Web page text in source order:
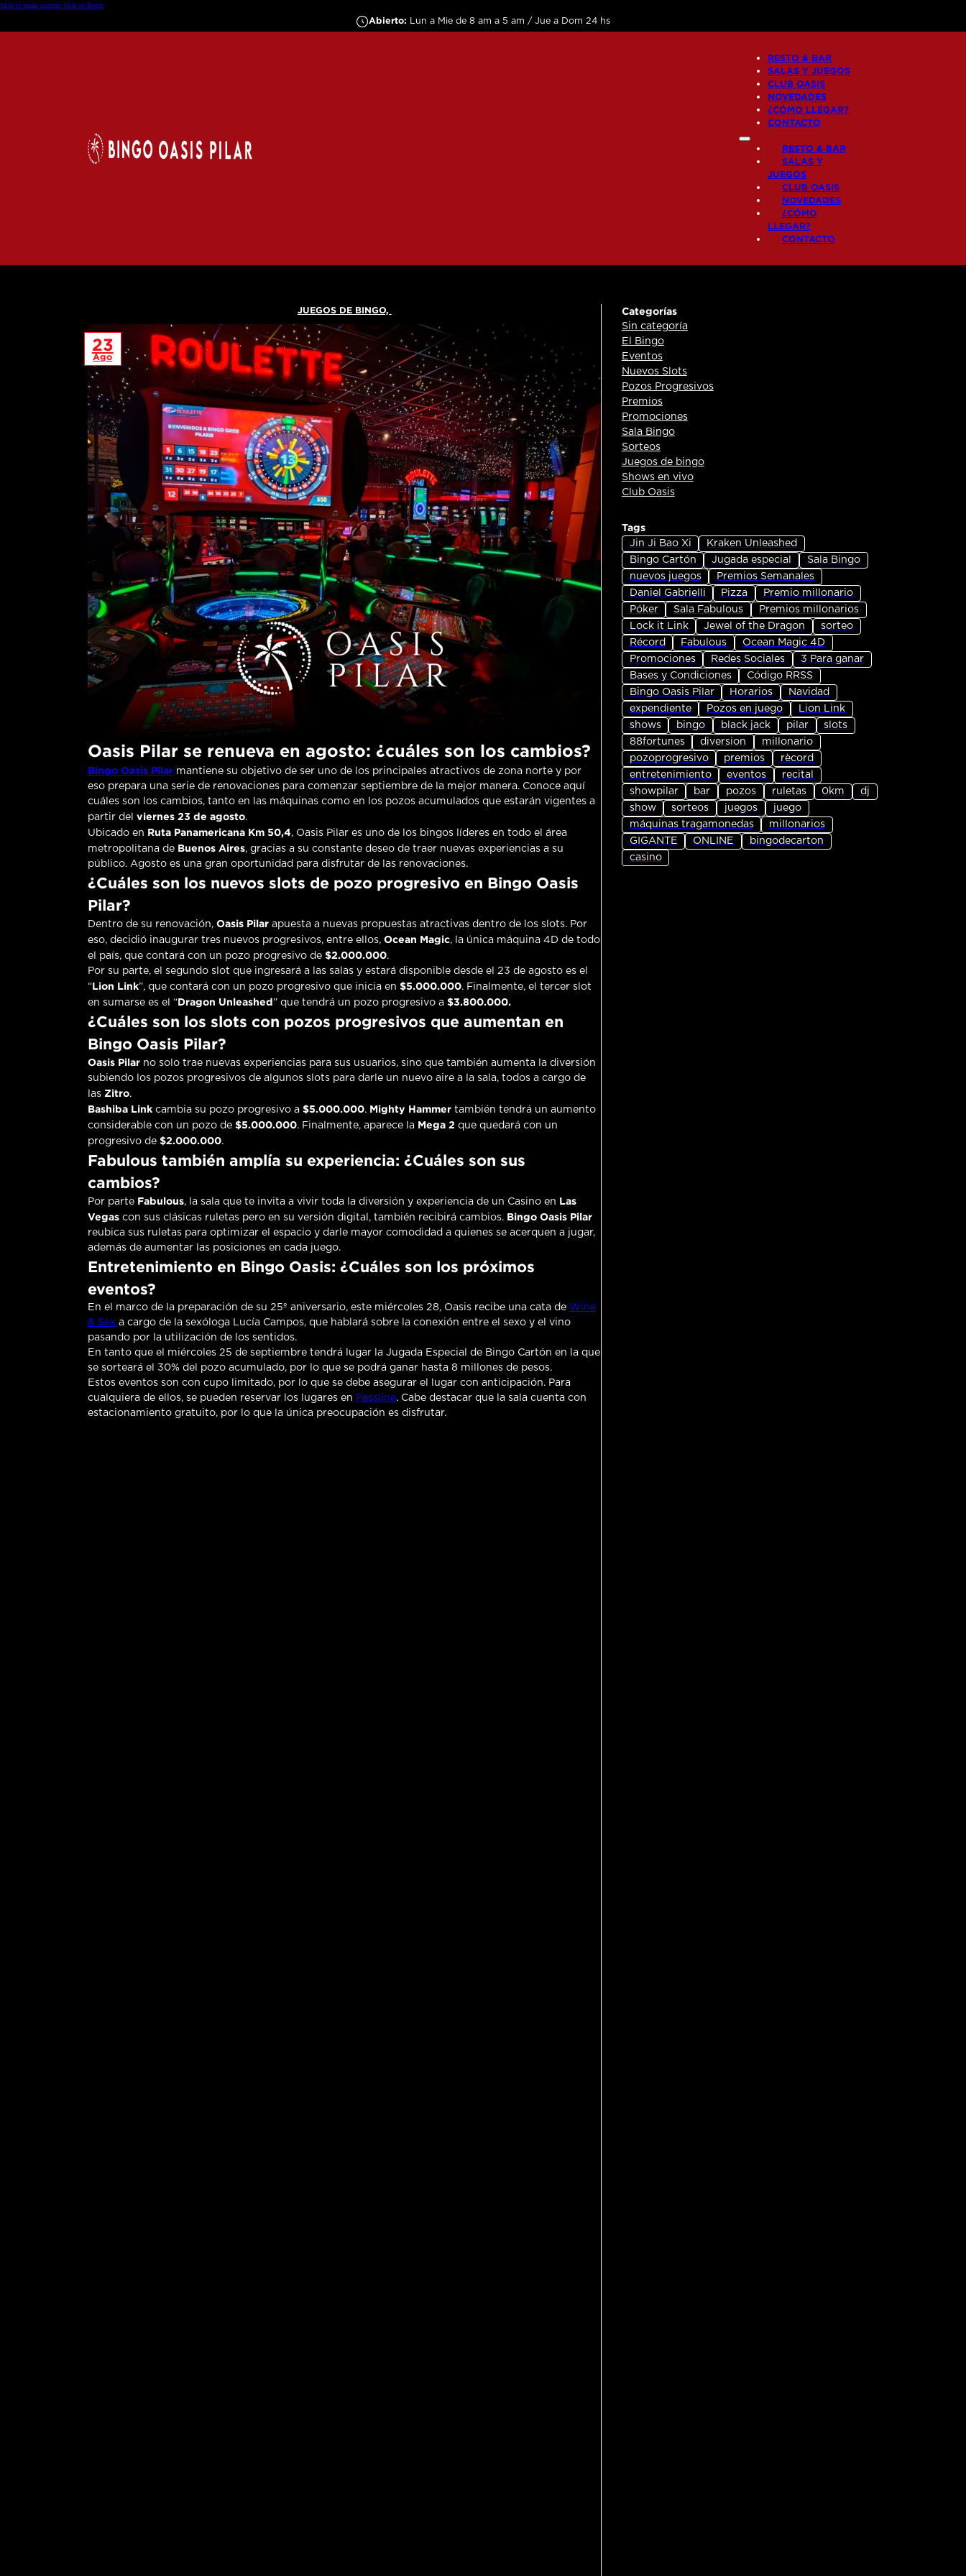
Skip to main content Skip to footer
Abierto: Lun a Mie de 8 am a 5 am / Jue a Dom 24 hs
RESTO & BAR
SALAS Y JUEGOS
CLUB OASIS
NOVEDADES
¿CÓMO LLEGAR?
CONTACTO
RESTO & BAR
SALAS Y
JUEGOS
CLUB OASIS
NOVEDADES
¿CÓMO
LLEGAR?
CONTACTO
JUEGOS DE BINGO,
23
Ago
Oasis Pilar se renueva en agosto: ¿cuáles son los cambios?
Bingo Oasis Pilar mantiene su objetivo de ser uno de los principales atractivos de zona norte y por
eso prepara una serie de renovaciones para comenzar septiembre de la mejor manera. Conoce aquí
cuáles son los cambios, tanto en las máquinas como en los pozos acumulados que estarán vigentes a
partir del viernes 23 de agosto.
Ubicado en Ruta Panamericana Km 50,4, Oasis Pilar es uno de los bingos líderes en todo el área
metropolitana de Buenos Aires, gracias a su constante deseo de traer nuevas experiencias a su
público. Agosto es una gran oportunidad para disfrutar de las renovaciones.
¿Cuáles son los nuevos slots de pozo progresivo en Bingo Oasis
Pilar?
Dentro de su renovación, Oasis Pilar apuesta a nuevas propuestas atractivas dentro de los slots. Por
eso, decidió inaugurar tres nuevos progresivos, entre ellos, Ocean Magic, la única máquina 4D de todo
el país, que contará con un pozo progresivo de $2.000.000.
Por su parte, el segundo slot que ingresará a las salas y estará disponible desde el 23 de agosto es el
“Lion Link”, que contará con un pozo progresivo que inicia en $5.000.000. Finalmente, el tercer slot
en sumarse es el “Dragon Unleashed” que tendrá un pozo progresivo a $3.800.000.
¿Cuáles son los slots con pozos progresivos que aumentan en
Bingo Oasis Pilar?
Oasis Pilar no solo trae nuevas experiencias para sus usuarios, sino que también aumenta la diversión
subiendo los pozos progresivos de algunos slots para darle un nuevo aire a la sala, todos a cargo de
las Zitro.
Bashiba Link cambia su pozo progresivo a $5.000.000. Mighty Hammer también tendrá un aumento
considerable con un pozo de $5.000.000. Finalmente, aparece la Mega 2 que quedará con un
progresivo de $2.000.000.
Fabulous también amplía su experiencia: ¿Cuáles son sus
cambios?
Por parte Fabulous, la sala que te invita a vivir toda la diversión y experiencia de un Casino en Las
Vegas con sus clásicas ruletas pero en su versión digital, también recibirá cambios. Bingo Oasis Pilar
reubica sus ruletas para optimizar el espacio y darle mayor comodidad a quienes se acerquen a jugar,
además de aumentar las posiciones en cada juego.
Entretenimiento en Bingo Oasis: ¿Cuáles son los próximos
eventos?
En el marco de la preparación de su 25º aniversario, este miércoles 28, Oasis recibe una cata de Wine
& Sex a cargo de la sexóloga Lucía Campos, que hablará sobre la conexión entre el sexo y el vino
pasando por la utilización de los sentidos.
En tanto que el miércoles 25 de septiembre tendrá lugar la Jugada Especial de Bingo Cartón en la que
se sorteará el 30% del pozo acumulado, por lo que se podrá ganar hasta 8 millones de pesos.
Estos eventos son con cupo limitado, por lo que se debe asegurar el lugar con anticipación. Para
cualquiera de ellos, se pueden reservar los lugares en Passline. Cabe destacar que la sala cuenta con
estacionamiento gratuito, por lo que la única preocupación es disfrutar.
Categorías
Sin categoría
El Bingo
Eventos
Nuevos Slots
Pozos Progresivos
Premios
Promociones
Sala Bingo
Sorteos
Juegos de bingo
Shows en vivo
Club Oasis
Tags
Jin Ji Bao Xi
Kraken Unleashed
Bingo Cartón
Jugada especial
Sala Bingo
nuevos juegos
Premios Semanales
Daniel Gabrielli
Pizza
Premio millonario
Póker
Sala Fabulous
Premios millonarios
Lock it Link
Jewel of the Dragon
sorteo
Récord
Fabulous
Ocean Magic 4D
Promociones
Redes Sociales
3 Para ganar
Bases y Condiciones
Código RRSS
Bingo Oasis Pilar
Horarios
Navidad
expendiente
Pozos en juego
Lion Link
shows
bingo black jack pilar
slots
88fortunes
diversion
millonario
pozoprogresivo
premios
rècord
entretenimiento
eventos
recital
showpilar
bar pozos ruletas 0km
dj
show
sorteos juegos
juego
máquinas tragamonedas
millonarios
GIGANTE
ONLINE
bingodecarton
casino